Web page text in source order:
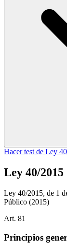
Hacer test de Ley
Ley 40/2015
Ley 40/2015, de 1
Público (2015)
Art. 81
Principios